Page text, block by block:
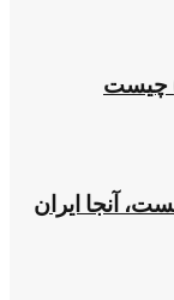
چیست
آنجا ایران